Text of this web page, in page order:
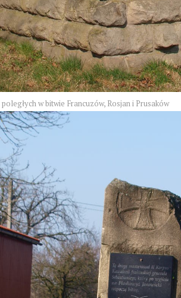
w bitwie Francuzów, Rosjan i Prusaków